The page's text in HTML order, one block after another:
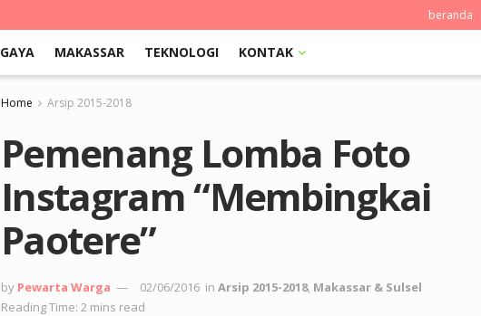
beranda
GAYA MAKASSAR TEKNOLOGI KONTAK
Home Arsip 2015-2018
Pemenang Lomba Foto
Instagram “Membingkai
Paotere”
by Pewarta Warga 02/06/2016 in Arsip 2015-2018, Makassar & Sulsel
Reading Time: 2 mins read